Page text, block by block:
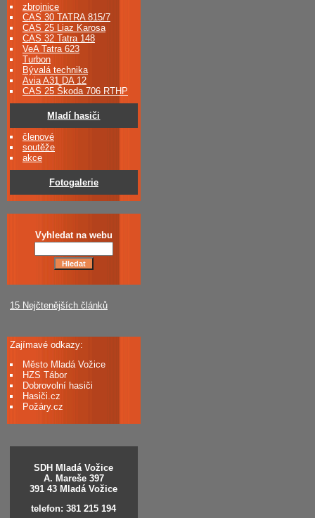
zbrojnice
CAS 30 TATRA 815/7
CAS 25 Liaz Karosa
CAS 32 Tatra 148
VeA Tatra 623
Turbon
Bývalá technika
Avia A31 DA 12
CAS 25 Škoda 706 RTHP
Mladí hasiči
členové
soutěže
akce
Fotogalerie
Vyhledat na webu
15 Nejčtenějších článků
Zajímavé odkazy:
Město Mladá Vožice
HZS Tábor
Dobrovolní hasiči
Hasiči.cz
Požáry.cz
SDH Mladá Vožice
A. Mareše 397
391 43 Mladá Vožice
telefon: 381 215 194